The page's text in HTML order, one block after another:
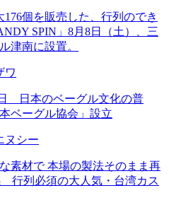
176個を販売した、行列のでき
SPIN」8月8日（土）、三
津南に設置。
ワ
日本のベーグル文化の普
ベーグル協会」設立
ヌシー
素材で 本場の製法そのまま再
行列必須の大人気・台湾カス